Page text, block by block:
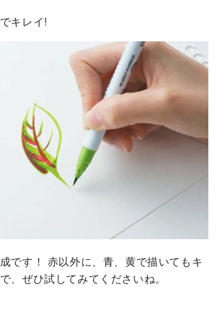
キレイ!
です！ 赤以外に、青、黄で描いてもキ
、ぜひ試してみてくださいね。